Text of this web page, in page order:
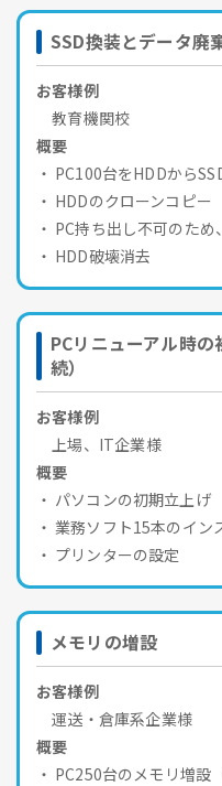
SSD換装とデータ廃
お客様例
教育機関校
概要
PC100台をHDDから
HDDのクローンコピー
PC持ち出し不可のた
HDD破壊消去
PCリニューアル時
続）
お客様例
上場、IT企業様
概要
パソコンの初期立上げ
業務ソフト15本のイン
プリンターの設定
メモリの増設
お客様例
運送・倉庫系企業様
概要
PC250台のメモリ増設